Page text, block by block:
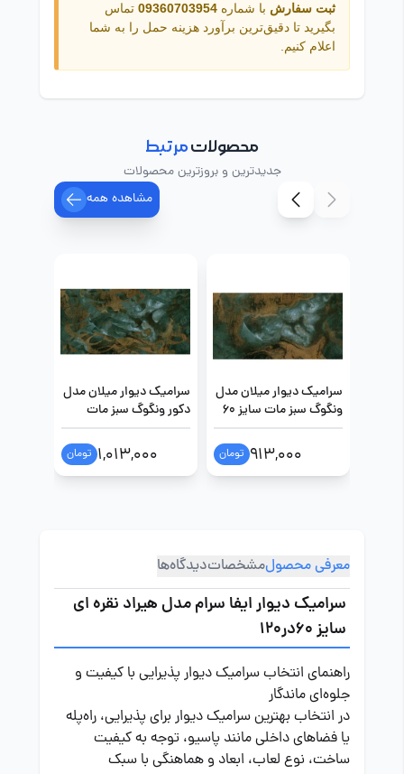
ثبت سفارش با شماره 09360703954 تماس
بگیرید تا دقیق‌ترین برآورد هزینه حمل را به شما
اعلام کنیم.
محصولاتمرتبط
جدیدترین و بروزترین محصولات
مشاهده همه
سرامیک دیوار میلان مدل
ونگوگ سبز مات سایز 60
در 120
913,000 تومان
سرامیک دیوار میلان مدل
دکور ونگوگ سبز مات
سایز 60 در 120
1,013,000 تومان
معرفی محصولمشخصاتدیدگاه‌ها
سرامیک دیوار ایفا سرام مدل هیراد نقره ای
سایز 60در120
راهنمای انتخاب سرامیک دیوار پذیرایی با کیفیت و
جلوه‌ای ماندگار
در انتخاب بهترین سرامیک دیوار برای پذیرایی، راه‌پله
یا فضاهای داخلی مانند پاسیو، توجه به کیفیت
ساخت، نوع لعاب، ابعاد و هماهنگی با سبک